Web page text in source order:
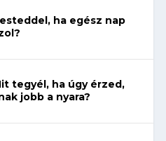
ha egész nap
tegyél, ha úgy érzed,
jobb a nyara?